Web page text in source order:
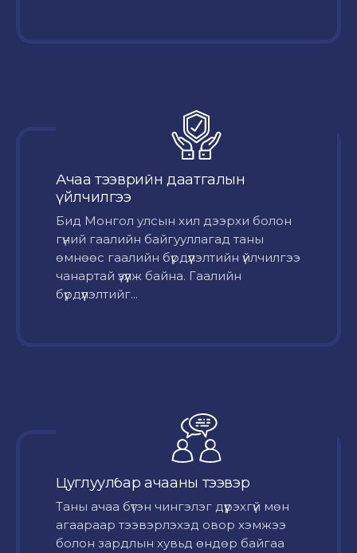
Ачаа тээврийн даатгалын
үйлчилгээ
Бид Монгол улсын хил дээрхи болон
гүний гаалийн байгууллагад таны
өмнөөс гаалийн бүрдүүлэлтийн үйлчилгээ
чанартай үзүүлж байна. Гаалийн
бүрдүүлэлтийг...
Цуглуулбар ачааны тээвэр
Таны ачаа бүтэн чингэлэг дүүрэхгүй мөн
агаараар тээвэрлэхэд овор хэмжээ
болон зардлын хувьд өндөр байгаа